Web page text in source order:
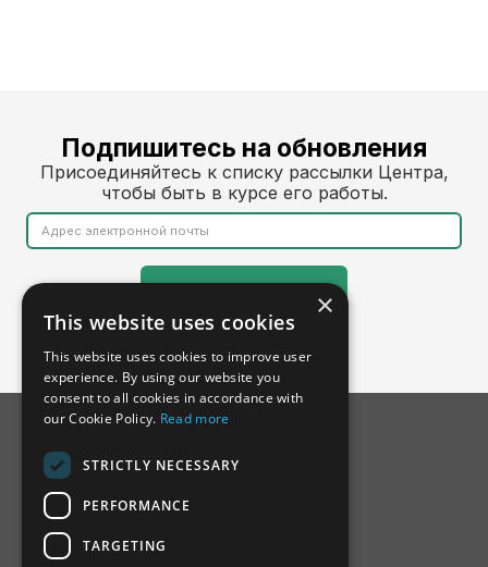
Подпишитесь на обновления
Присоединяйтесь к списку рассылки Центра,
чтобы быть в курсе его работы.
×
This website uses cookies
This website uses cookies to improve user
experience. By using our website you
consent to all cookies in accordance with
our Cookie Policy. Read more
STRICTLY NECESSARY
PERFORMANCE
TARGETING